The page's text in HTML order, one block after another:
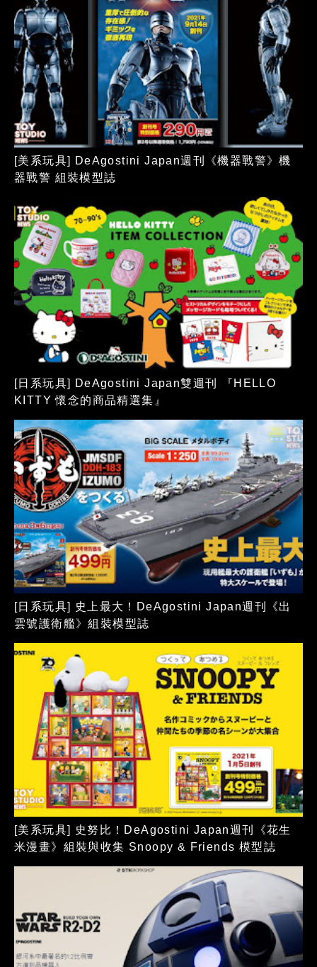
[美系玩具] DeAgostini Japan週刊《機器戰警》機
器戰警 組裝模型誌
[日系玩具] DeAgostini Japan雙週刊 『HELLO
KITTY 懷念的商品精選集』
[日系玩具] 史上最大！DeAgostini Japan週刊《出
雲號護衛艦》組裝模型誌
[美系玩具] 史努比！DeAgostini Japan週刊《花生
米漫畫》組裝與收集 Snoopy & Friends 模型誌